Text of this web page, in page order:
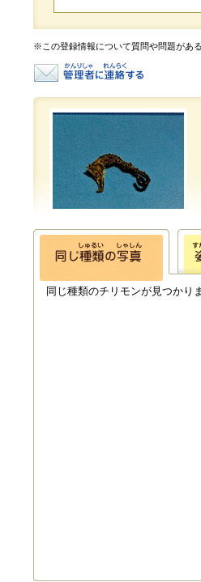
※この登録情報について質問や問題があ
同じ種類のチリモンが見つかり